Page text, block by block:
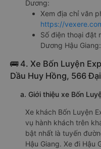
Dương:
Xem địa chỉ văn
https://
Số điện thoại đặt
Dương Hậu Giang:
🚌 4. Xe Bốn Luyện
Dầu Huy Hồng, 566
a. Giới thiệu xe Bốn
Xe khách Bốn Luyện
vụ hành khách trên
bật nhất là tuyến
Hậu Giang. Xe đi Hậu